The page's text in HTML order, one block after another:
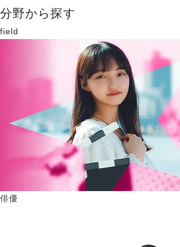
分野から探す
field
俳優